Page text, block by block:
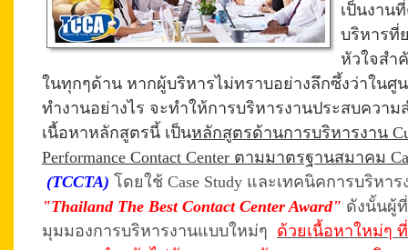
เป็นงาน
บริหารที่
หัวใจสำ
ในทุกๆด้าน หากผู้บริหารไม่ทราบอย่างลึกซึ้งว่าในศูน
ทำงานอย่างไร จะทำให้การบริหารงานประสบความ
เนื้อหาหลักสูตรนี้ เป็นหลักสูตรด้านการบริหารงาน
Performance Contact Center ตามมาตรฐานสมาคม
(TCCTA) โดยใช้ Case Study และเทคนิคการบริหา
"Thailand The Best Contact Center Award" ดังนั้นผู้
มุมมองการบริหารงานแบบใหม่ๆ ด้วยเนื้อหาใหม่ๆ